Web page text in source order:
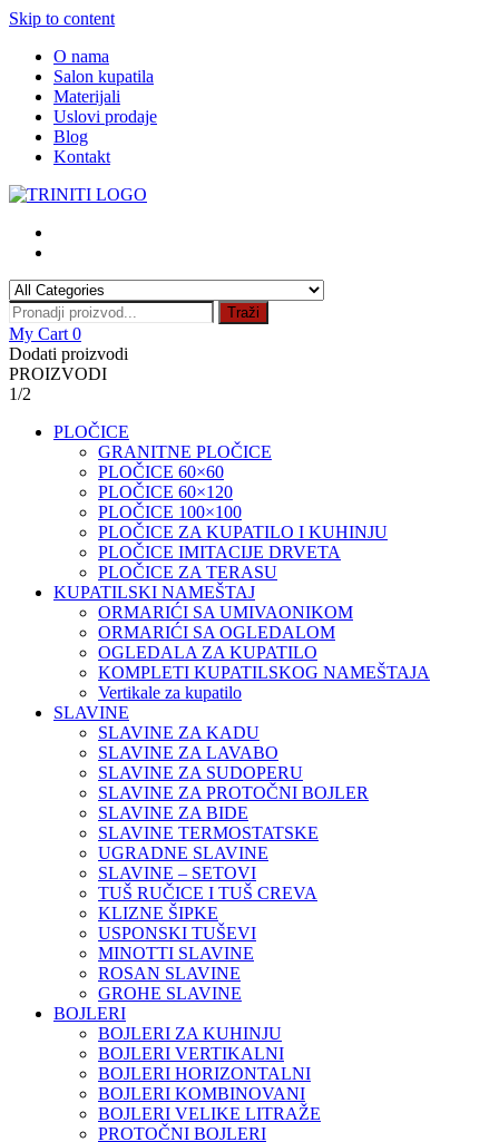
Skip to content
O nama
Salon kupatila
Materijali
Uslovi prodaje
Blog
Kontakt
Traži
My Cart 0
Dodati proizvodi
PROIZVODI
1/2
PLOČICE
GRANITNE PLOČICE
PLOČICE 60×60
PLOČICE 60×120
PLOČICE 100×100
PLOČICE ZA KUPATILO I KUHINJU
PLOČICE IMITACIJE DRVETA
PLOČICE ZA TERASU
KUPATILSKI NAMEŠTAJ
ORMARIĆI SA UMIVAONIKOM
ORMARIĆI SA OGLEDALOM
OGLEDALA ZA KUPATILO
KOMPLETI KUPATILSKOG NAMEŠTAJA
Vertikale za kupatilo
SLAVINE
SLAVINE ZA KADU
SLAVINE ZA LAVABO
SLAVINE ZA SUDOPERU
SLAVINE ZA PROTOČNI BOJLER
SLAVINE ZA BIDE
SLAVINE TERMOSTATSKE
UGRADNE SLAVINE
SLAVINE – SETOVI
TUŠ RUČICE I TUŠ CREVA
KLIZNE ŠIPKE
USPONSKI TUŠEVI
MINOTTI SLAVINE
ROSAN SLAVINE
GROHE SLAVINE
BOJLERI
BOJLERI ZA KUHINJU
BOJLERI VERTIKALNI
BOJLERI HORIZONTALNI
BOJLERI KOMBINOVANI
BOJLERI VELIKE LITRAŽE
PROTOČNI BOJLERI